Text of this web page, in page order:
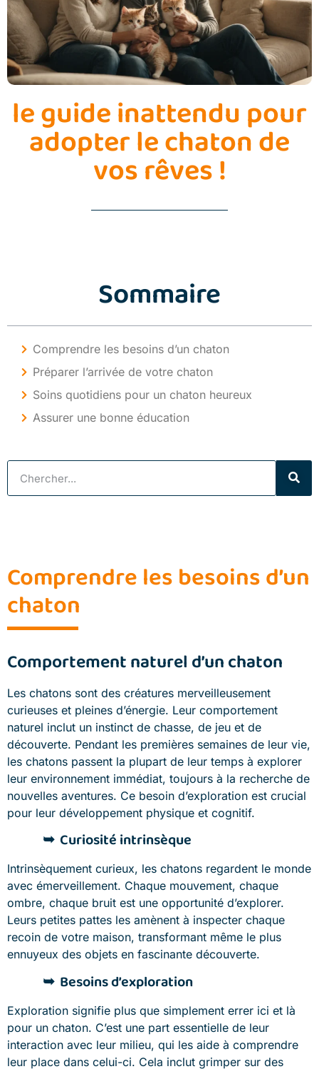
le guide inattendu pour
adopter le chaton de
vos rêves !
Sommaire
Comprendre les besoins d’un chaton
Préparer l’arrivée de votre chaton
Soins quotidiens pour un chaton heureux
Assurer une bonne éducation
Comprendre les besoins d’un
chaton
Comportement naturel d’un chaton
Les chatons sont des créatures merveilleusement
curieuses et pleines d’énergie. Leur comportement
naturel inclut un instinct de chasse, de jeu et de
découverte. Pendant les premières semaines de leur vie,
les chatons passent la plupart de leur temps à explorer
leur environnement immédiat, toujours à la recherche de
nouvelles aventures. Ce besoin d’exploration est crucial
pour leur développement physique et cognitif.
Curiosité intrinsèque
Intrinsèquement curieux, les chatons regardent le monde
avec émerveillement. Chaque mouvement, chaque
ombre, chaque bruit est une opportunité d’explorer.
Leurs petites pattes les amènent à inspecter chaque
recoin de votre maison, transformant même le plus
ennuyeux des objets en fascinante découverte.
Besoins d’exploration
Exploration signifie plus que simplement errer ici et là
pour un chaton. C’est une part essentielle de leur
interaction avec leur milieu, qui les aide à comprendre
leur place dans celui-ci. Cela inclut grimper sur des